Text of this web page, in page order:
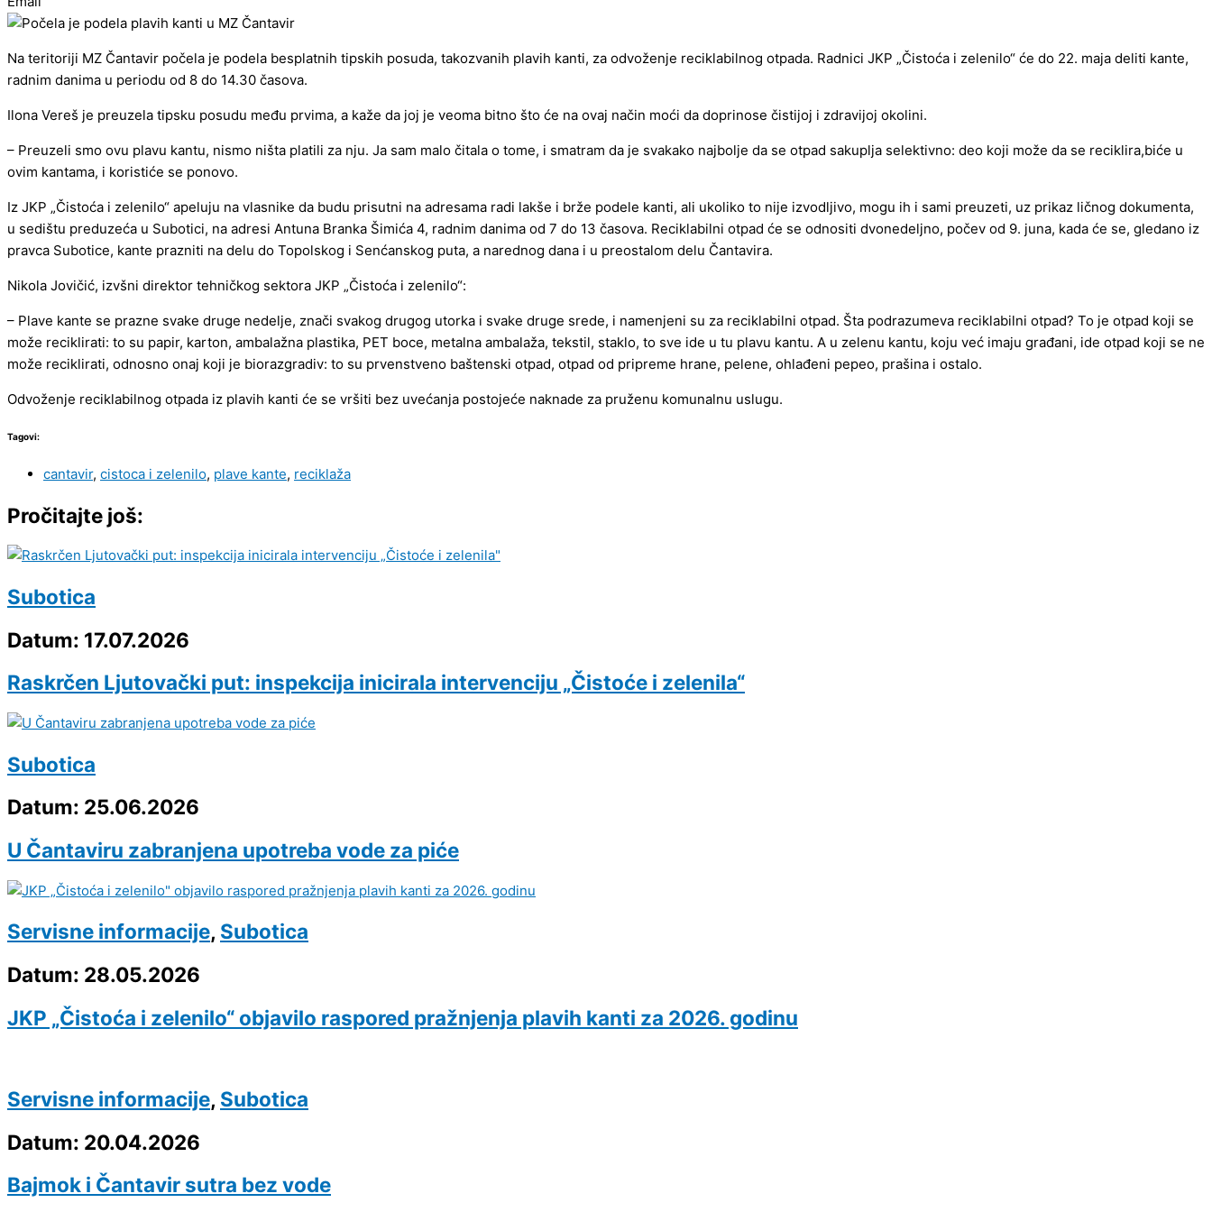
Na teritoriji MZ Čantavir počela je podela besplatnih tipskih posuda, takozvanih plavih kanti, za odvoženje reciklabilnog otpada. Radnici JKP „Čistoća i zelenilo“ će do 22. maja deliti kante,
radnim danima u periodu od 8 do 14.30 časova.
Ilona Vereš je preuzela tipsku posudu među prvima, a kaže da joj je veoma bitno što će na ovaj način moći da doprinose čistijoj i zdravijoj okolini.
– Preuzeli smo ovu plavu kantu, nismo ništa platili za nju. Ja sam malo čitala o tome, i smatram da je svakako najbolje da se otpad sakuplja selektivno: deo koji može da se reciklira,biće u
ovim kantama, i koristiće se ponovo.
Iz JKP „Čistoća i zelenilo“ apeluju na vlasnike da budu prisutni na adresama radi lakše i brže podele kanti, ali ukoliko to nije izvodljivo, mogu ih i sami preuzeti, uz prikaz ličnog dokumenta,
u sedištu preduzeća u Subotici, na adresi Antuna Branka Šimića 4, radnim danima od 7 do 13 časova. Reciklabilni otpad će se odnositi dvonedeljno, počev od 9. juna, kada će se, gledano iz
pravca Subotice, kante prazniti na delu do Topolskog i Senćanskog puta, a narednog dana i u preostalom delu Čantavira.
Nikola Jovičić, izvšni direktor tehničkog sektora JKP „Čistoća i zelenilo“:
– Plave kante se prazne svake druge nedelje, znači svakog drugog utorka i svake druge srede, i namenjeni su za reciklabilni otpad. Šta podrazumeva reciklabilni otpad? To je otpad koji se
može reciklirati: to su papir, karton, ambalažna plastika, PET boce, metalna ambalaža, tekstil, staklo, to sve ide u tu plavu kantu. A u zelenu kantu, koju već imaju građani, ide otpad koji se ne
može reciklirati, odnosno onaj koji je biorazgradiv: to su prvenstveno baštenski otpad, otpad od pripreme hrane, pelene, ohlađeni pepeo, prašina i ostalo.
Odvoženje reciklabilnog otpada iz plavih kanti će se vršiti bez uvećanja postojeće naknade za pruženu komunalnu uslugu.
Tagovi:
cantavir, cistoca i zelenilo, plave kante, reciklaža
Pročitajte još:
Subotica
Datum: 17.07.2026
Raskrčen Ljutovački put: inspekcija inicirala intervenciju „Čistoće i zelenila“
Subotica
Datum: 25.06.2026
U Čantaviru zabranjena upotreba vode za piće
Servisne informacije, Subotica
Datum: 28.05.2026
JKP „Čistoća i zelenilo“ objavilo raspored pražnjenja plavih kanti za 2026. godinu
Servisne informacije, Subotica
Datum: 20.04.2026
Bajmok i Čantavir sutra bez vode